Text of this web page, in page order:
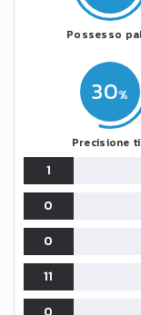
Possesso
30
Precisione
1
0
0
11